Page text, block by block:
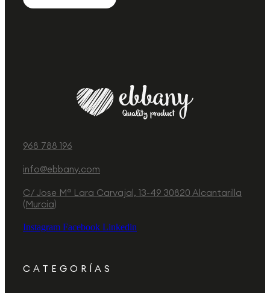
968 788 196
info@ebbany.com
C/ Jose Mª Lara Carvajal, 13-49 30820 Alcantarilla
(Murcia)
Instagram Facebook Linkedin
CATEGORÍAS